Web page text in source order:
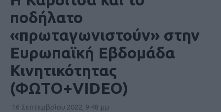
ποδήλατο
«πρωταγωνιστούν» στην
Ευρωπαϊκή Εβδομάδα
Κινητικότητας
(ΦΩΤΟ+VIDEO)
16 Σεπτεμβρίου 2022, 9:48 μμ